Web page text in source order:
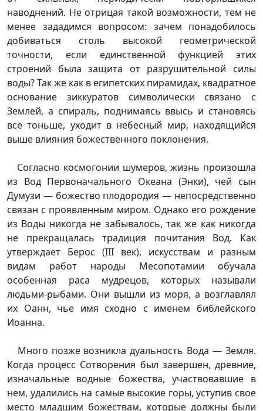
наводнений. Не отрицая такой возможности, тем не
менее зададимся вопросом: зачем понадобилось
добиваться столь высокой геометрической
точности, если единственной функцией этих
строений была защита от разрушительной силы
воды? Так же как в египетских пирамидах, квадратное
основание зиккуратов символически связано с
Землей, а спираль, поднимаясь ввысь и становясь
все тоньше, уходит в небесный мир, находящийся
выше влияния божественного поклонения.
Согласно космогонии шумеров, жизнь произошла
из Вод Первоначального Океана (Энки), чей сын
Думузи — божество плодородия — непосредственно
связан с проявленным миром. Однако его рождение
из Воды никогда не забывалось, так же как никогда
не прекращалась традиция почитания Вод. Как
утверждает Берос (III век), искусствам и разным
видам работ народы Месопотамии обучала
особенная раса мудрецов, которых называли
людьми-рыбами. Они вышли из моря, а возглавлял
их Оанн, чье имя сходно с именем библейского
Иоанна.
Много позже возникла дуальность Вода — Земля.
Когда процесс Сотворения был завершен, древние,
изначальные водные божества, участвовавшие в
нем, удалились на самые высокие горы, уступив свое
место младшим божествам, которые должны были